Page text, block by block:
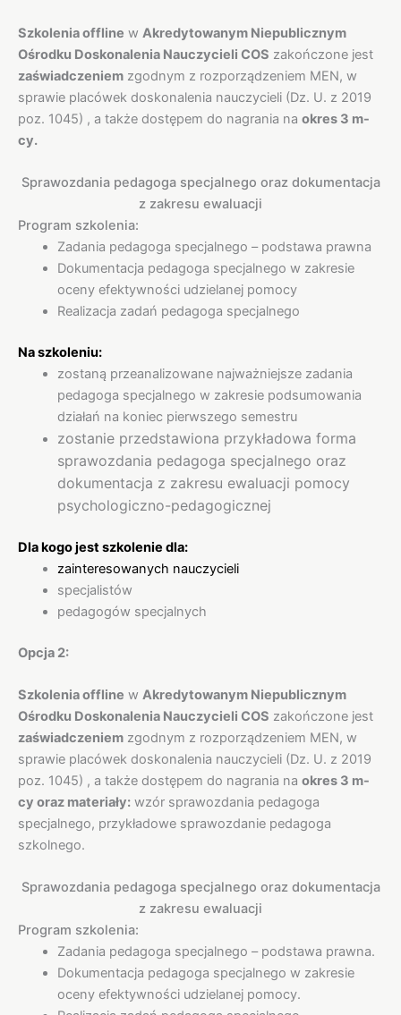
Szkolenia offline w Akredytowanym Niepublicznym
Ośrodku Doskonalenia Nauczycieli COS zakończone jest
zaświadczeniem zgodnym z rozporządzeniem MEN, w
sprawie placówek doskonalenia nauczycieli (Dz. U. z 2019
poz. 1045) , a także dostępem do nagrania na okres 3 m-
cy.
Sprawozdania pedagoga specjalnego oraz dokumentacja
z zakresu ewaluacji
Program szkolenia:
Zadania pedagoga specjalnego – podstawa prawna
Dokumentacja pedagoga specjalnego w zakresie
oceny efektywności udzielanej pomocy
Realizacja zadań pedagoga specjalnego
Na szkoleniu:
zostaną przeanalizowane najważniejsze zadania
pedagoga specjalnego w zakresie podsumowania
działań na koniec pierwszego semestru
zostanie przedstawiona przykładowa forma
sprawozdania pedagoga specjalnego oraz
dokumentacja z zakresu ewaluacji pomocy
psychologiczno-pedagogicznej
Dla kogo jest szkolenie dla:
zainteresowanych nauczycieli
specjalistów
pedagogów specjalnych
Opcja 2:
Szkolenia offline w Akredytowanym Niepublicznym
Ośrodku Doskonalenia Nauczycieli COS zakończone jest
zaświadczeniem zgodnym z rozporządzeniem MEN, w
sprawie placówek doskonalenia nauczycieli (Dz. U. z 2019
poz. 1045) , a także dostępem do nagrania na okres 3 m-
cy oraz materiały: wzór sprawozdania pedagoga
specjalnego, przykładowe sprawozdanie pedagoga
szkolnego.
Sprawozdania pedagoga specjalnego oraz dokumentacja
z zakresu ewaluacji
Program szkolenia:
Zadania pedagoga specjalnego – podstawa prawna.
Dokumentacja pedagoga specjalnego w zakresie
oceny efektywności udzielanej pomocy.